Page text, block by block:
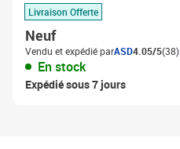
Livraison Offerte
Neuf
Vendu et expédié parASD4.05/5(38)
En stock
Expédié sous 7 jours